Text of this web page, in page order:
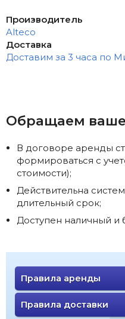
Производитель
Alteco
Доставка
Доставим за 3 часа по
Обращаем
В договоре аренды
формироваться с
стоимости);
Действительна
длительный срок;
Доступен наличный и
Правила аренды
Правила доставки